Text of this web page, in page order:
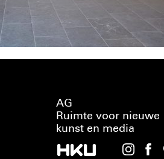
AG
Ruimte voor nieuwe
kunst en media